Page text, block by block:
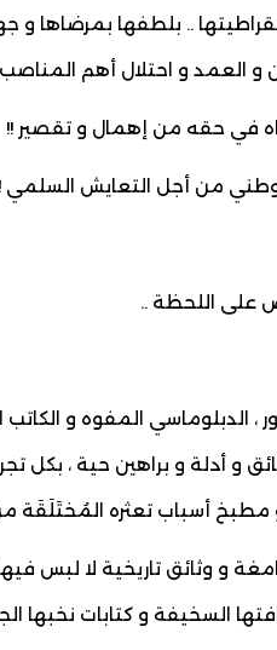
.. بلطفها بمرضاها و
و العمد و احتلال أهم المناصب
في حقه من إهمال و تقصير !!
من أجل التعايش السلمي
على اللحظة ..
، الدبلوماسي المفوه و الكاتب
و أدلة و براهين حية ، بكل
أسباب تعثره المُختَلَقَة
و وثائق تاريخية لا لبس
السخيفة و كتابات نخبها